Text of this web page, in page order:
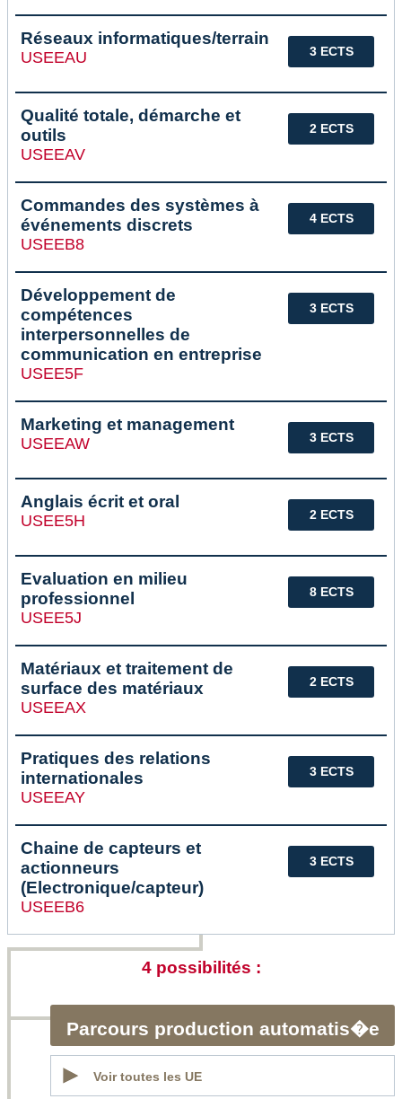
3 ECTS
Réseaux informatiques/terrain
USEEAU
2 ECTS
Qualité totale, démarche et
outils
USEEAV
4 ECTS
Commandes des systèmes à
événements discrets
USEEB8
3 ECTS
Développement de
compétences
interpersonnelles de
communication en entreprise
USEE5F
3 ECTS
Marketing et management
USEEAW
2 ECTS
Anglais écrit et oral
USEE5H
8 ECTS
Evaluation en milieu
professionnel
USEE5J
2 ECTS
Matériaux et traitement de
surface des matériaux
USEEAX
3 ECTS
Pratiques des relations
internationales
USEEAY
3 ECTS
Chaine de capteurs et
actionneurs
(Electronique/capteur)
USEEB6
4 possibilités :
Parcours production automatis�e
Voir toutes les UE